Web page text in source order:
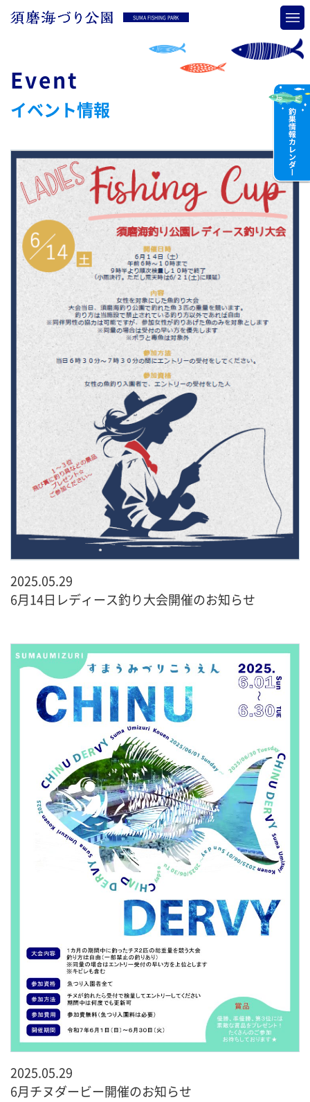
SUMA FISHING PARK
Event
イベント情報
2025.05.29
6月14日レディース釣り大会開催のお知らせ
2025.05.29
6月チヌダービー開催のお知らせ